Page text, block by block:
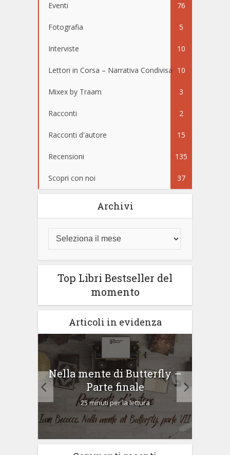
Eventi 76
Fotografia 5
Interviste 10
Lettori in Corsa – Narrativa Condivisa 10
Mixex by Traam 3
Racconti 2
Racconti d'autore 15
Recensioni 135
Scopri con noi 37
Archivi
Top Libri Bestseller del
momento
Articoli in evidenza
Nella mente di Butterfly –
Parte finale
25 minuti per la lettura